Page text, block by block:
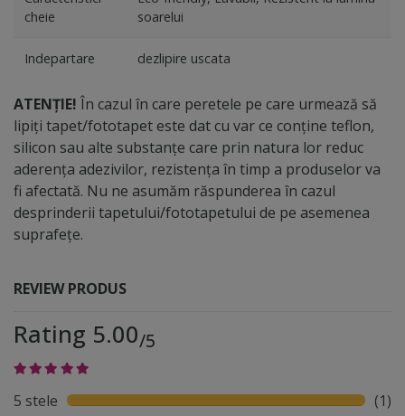
cheie
soarelui
Indepartare dezlipire uscata
ATENȚIE! În cazul în care peretele pe care urmează să
lipiți tapet/fototapet este dat cu var ce conține teflon,
silicon sau alte substanțe care prin natura lor reduc
aderența adezivilor, rezistența în timp a produselor va
fi afectată. Nu ne asumăm răspunderea în cazul
desprinderii tapetului/fototapetului de pe asemenea
suprafețe.
REVIEW PRODUS
Rating 5.00/5
5 stele
(1)